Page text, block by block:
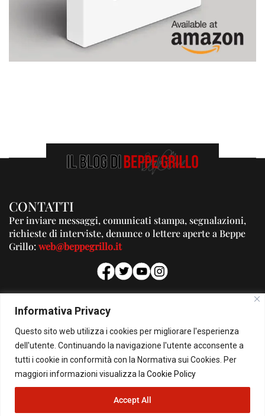
Informativa Privacy
Questo sito web utilizza i cookies per migliorare l'esperienza
dell'utente. Continuando la navigazione l'utente acconsente a
tutti i cookie in conformità con la Normativa sui Cookies. Per
maggiori informazioni visualizza la Cookie Policy
Accept All
CONTATTI
Per inviare messaggi, comunicati stampa, segnalazioni,
richieste di interviste, denunce o lettere aperte a Beppe
Grillo:web@beppegrillo.it
PUBBLICITA'
Per la tua pubblicità su questo Blog:
pubblicita@beppegrillo.it
© Copyright 2026 - Il Blog di Beppe Grillo. All Rights Reserved - Powered by